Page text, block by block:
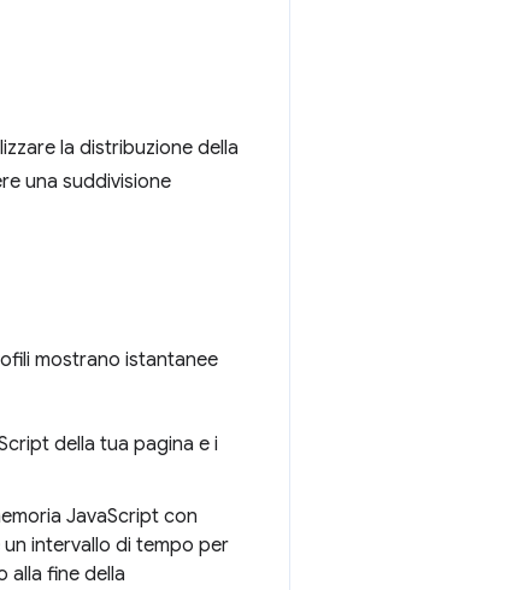
la distribuzione della
una suddivisione
mostrano istantanee
della tua pagina e i
JavaScript con
intervallo di tempo per
alla fine della